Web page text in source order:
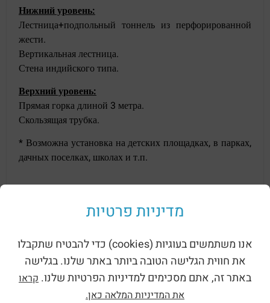
Нижний уровень:
Лестница+подпольный тоннель из перфорированной
жести.
Вертикальная лестница.
Стена индийского типа.
Верхний уровень:
Прямая горка длиной 3 метра.
Скользящая трубка.
* Возможна установка на детских площадках, в парках,
дачных поселках, школах и т.п.
Металлический
аттракцион — Нептун
Деревянное игровое
оборудование — Ясмин
מדיניות פרטיות
אנו משתמשים בעוגיות (cookies) כדי להבטיח שתקבלו
את חווית הגלישה הטובה ביותר באתר שלנו. בגלישה
באתר זה, אתם מסכימים למדיניות הפרטיות שלנו. קראו
את המדיניות המלאה כאן.